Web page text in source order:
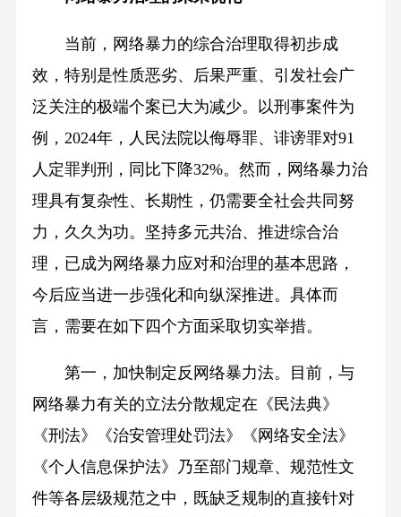
当前，网络暴力的综合治理取得初步成
效，特别是性质恶劣、后果严重、引发社会广
泛关注的极端个案已大为减少。以刑事案件为
例，2024年，人民法院以侮辱罪、诽谤罪对91
人定罪判刑，同比下降32%。然而，网络暴力治
理具有复杂性、长期性，仍需要全社会共同努
力，久久为功。坚持多元共治、推进综合治
理，已成为网络暴力应对和治理的基本思路，
今后应当进一步强化和向纵深推进。具体而
言，需要在如下四个方面采取切实举措。
第一，加快制定反网络暴力法。目前，与
网络暴力有关的立法分散规定在《民法典》
《刑法》《治安管理处罚法》《网络安全法》
《个人信息保护法》乃至部门规章、规范性文
件等各层级规范之中，既缺乏规制的直接针对